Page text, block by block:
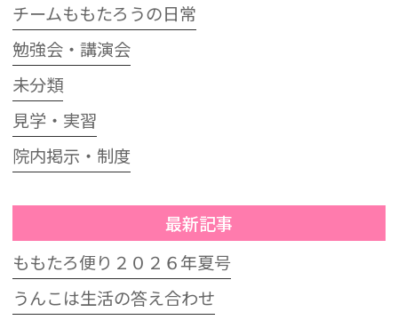
チームももたろうの日常
勉強会・講演会
未分類
見学・実習
院内掲示・制度
最新記事
ももたろ便り２０２６年夏号
うんこは生活の答え合わせ